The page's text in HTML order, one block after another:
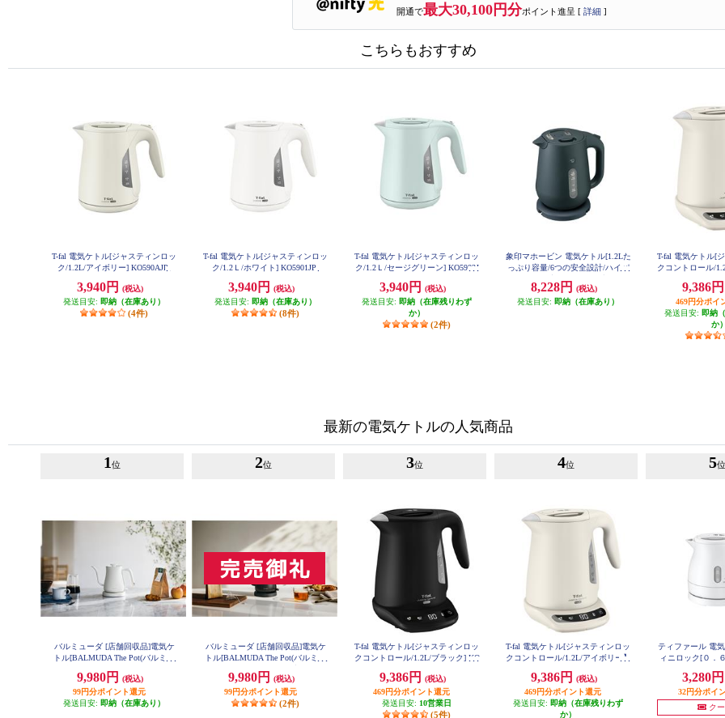
開通で最大30,100円分ポイント進呈 [ 詳細 ]
こちらもおすすめ
T-fal 電気ケトル[ジャスティンロッ
ク/1.2L/アイボリー] KO590AJP
3,940円
(税込)
発送目安: 即納（在庫あり）
(4件)
T-fal 電気ケトル[ジャスティンロッ
ク/1.2Ｌ/ホワイト] KO5901JP
3,940円
(税込)
発送目安: 即納（在庫あり）
(8件)
T-fal 電気ケトル[ジャスティンロッ
ク/1.2Ｌ/セージグリーン] KO5903J
3,940円
(税込)
発送目安: 即納（在庫残りわず
か）
(2件)
象印マホービン 電気ケトル[1.2Lた
っぷり容量/6つの安全設計/ハイパ
スレートブラック] CKVA12-BM
8,228円
(税込)
発送目安: 即納（在庫あり）
T-fal 電気ケトル[
クコントロール/
9,386円
469円分ポイ
発送目安: 即納
か）
最新の電気ケトルの人気商品
1 位
バルミューダ [店舗回収品]電気ケ
トル[BALMUDA The Pot(バルミュ
K-KPT01JP-WH
9,980円
(税込)
99円分ポイント還元
発送目安: 即納（在庫あり）
2位
バルミューダ [店舗回収品]電気ケ
トル[BALMUDA The Pot(バルミュ
K-KPT01JP-BK
9,980円
(税込)
99円分ポイント還元
(2件)
3位
T-fal 電気ケトル[ジャスティンロッ
クコントロール/1.2L/ブラック] KO
9,386円
(税込)
469円分ポイント還元
発送目安: 10営業日
(5件)
4位
T-fal 電気ケトル[ジャスティンロッ
クコントロール/1.2L/アイボリー】
9,386円
(税込)
469円分ポイント還元
発送目安: 即納（在庫残りわず
か）
5位
ティファール 電
ィニロック[０．
3,280円
32円分ポイ
ク